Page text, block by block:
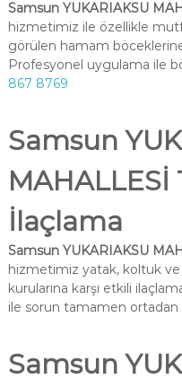
Samsun YUKARIAKSU
hizmetimiz ile özellikle
görülen hamam
Profesyonel uygulama ile
867 8769
Samsun
İlaçlama
Samsun YUKARIAKSU
hizmetimiz yatak, koltuk
kurularına karşı etkili
ile sorun tamamen ortadan
Samsun